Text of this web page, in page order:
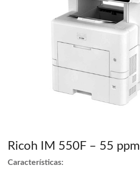
Ricoh IM 550F – 55 ppm
Características: